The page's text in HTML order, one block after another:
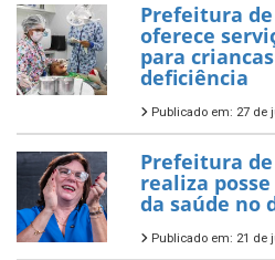
Prefeitura
oferece
para
deficiência
Publicado em: 27 de
Prefeitura
realiza
da saúde no
Publicado em: 21 de